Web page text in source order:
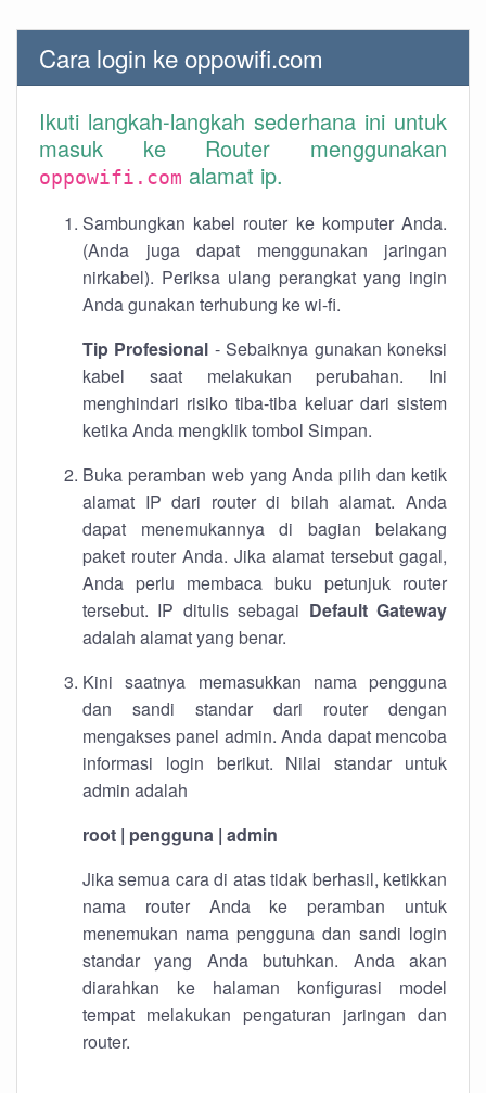
Cara login ke oppowifi.com
Ikuti langkah-langkah sederhana ini untuk
masuk ke Router menggunakan
oppowifi.com alamat ip.
Sambungkan kabel router ke komputer Anda.
(Anda juga dapat menggunakan jaringan
nirkabel). Periksa ulang perangkat yang ingin
Anda gunakan terhubung ke wi-fi.
Tip Profesional - Sebaiknya gunakan koneksi
kabel saat melakukan perubahan. Ini
menghindari risiko tiba-tiba keluar dari sistem
ketika Anda mengklik tombol Simpan.
Buka peramban web yang Anda pilih dan ketik
alamat IP dari router di bilah alamat. Anda
dapat menemukannya di bagian belakang
paket router Anda. Jika alamat tersebut gagal,
Anda perlu membaca buku petunjuk router
tersebut. IP ditulis sebagai Default Gateway
adalah alamat yang benar.
Kini saatnya memasukkan nama pengguna
dan sandi standar dari router dengan
mengakses panel admin. Anda dapat mencoba
informasi login berikut. Nilai standar untuk
admin adalah
root | pengguna | admin
Jika semua cara di atas tidak berhasil, ketikkan
nama router Anda ke peramban untuk
menemukan nama pengguna dan sandi login
standar yang Anda butuhkan. Anda akan
diarahkan ke halaman konfigurasi model
tempat melakukan pengaturan jaringan dan
router.